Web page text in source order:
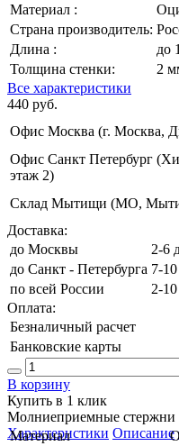
Материал :
Страна производитель:
Длина :
до
Толщина стенки:
2
Все характеристики
440 руб.
Офис Москва (г. Москва,
Офис Санкт Петербург
этаж 2)
Склад Мытищи (МО,
Доставка:
до Москвы
2-6
до Санкт - Петербурга 7-
по всей России
2-
Оплата:
Безналичный расчет
Банковские карты
В корзину
Купить в 1 клик
Молниеприемные стержни
Характеристики Описание
Материал